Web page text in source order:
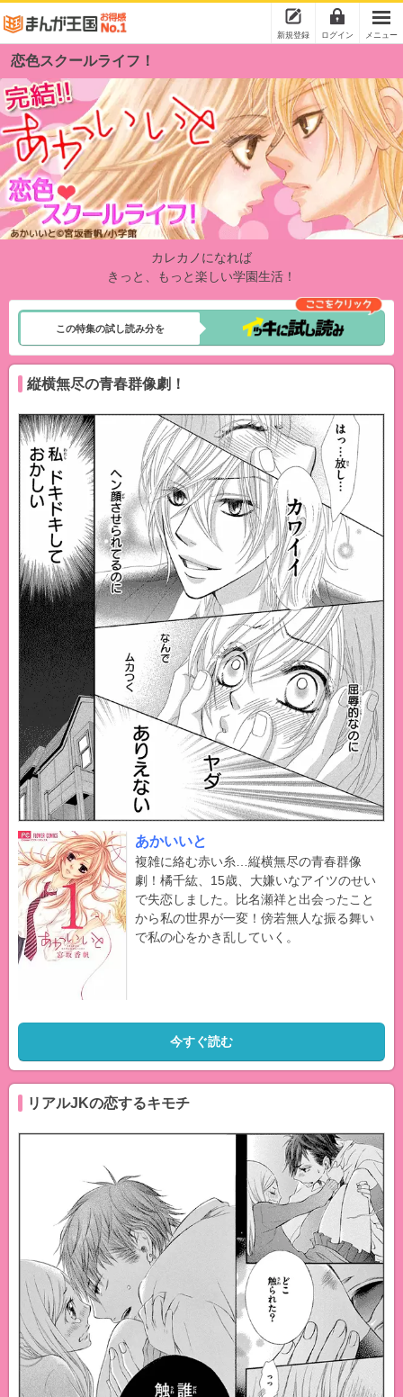
新規登録 ログイン メニュー
恋色スクールライフ！
カレカノになれば
きっと、もっと楽しい学園生活！
この特集の試し読み分を
縦横無尽の青春群像劇！
あかいいと
複雑に絡む赤い糸…縦横無尽の青春群像
劇！橘千紘、15歳、大嫌いなアイツのせい
で失恋しました。比名瀬祥と出会ったこと
から私の世界が一変！傍若無人な振る舞い
で私の心をかき乱していく。
今すぐ読む
リアルJKの恋するキモチ